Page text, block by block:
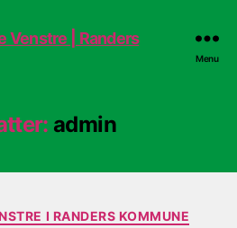
Randers
Menu
admin
Kategorier
I RANDERS KOMMUNE